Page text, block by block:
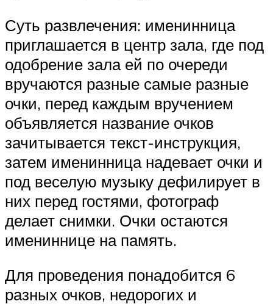
Суть развлечения: именинница
приглашается в центр зала, где под
одобрение зала ей по очереди
вручаются разные самые разные
очки, перед каждым вручением
объявляется название очков
зачитывается текст-инструкция,
затем именинница надевает очки и
под веселую музыку дефилирует в
них перед гостями, фотограф
делает снимки. Очки остаются
имениннице на память.
Для проведения понадобится 6
разных очков, недорогих и